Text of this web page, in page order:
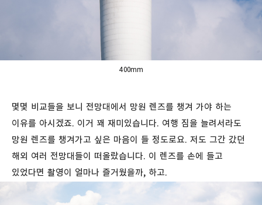
400mm
몇몇 비교들을 보니 전망대에서 망원 렌즈를 챙겨 가야 하는
이유를 아시겠죠. 이거 꽤 재미있습니다. 여행 짐을 늘려서라도
망원 렌즈를 챙겨가고 싶은 마음이 들 정도로요. 저도 그간 갔던
해외 여러 전망대들이 떠올랐습니다. 이 렌즈를 손에 들고
있었다면 촬영이 얼마나 즐거웠을까, 하고.